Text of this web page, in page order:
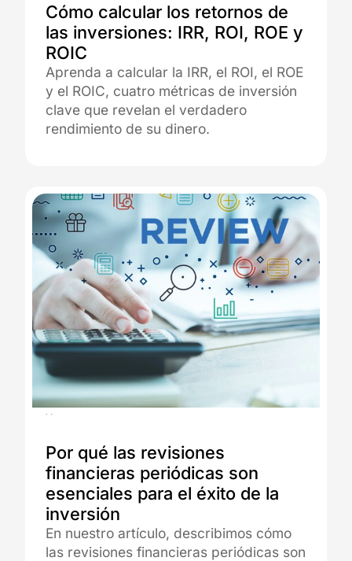
Cómo calcular los retornos de
las inversiones: IRR, ROI, ROE y
ROIC
Aprenda a calcular la IRR, el ROI, el ROE
y el ROIC, cuatro métricas de inversión
clave que revelan el verdadero
rendimiento de su dinero.
Por qué las revisiones
financieras periódicas son
esenciales para el éxito de la
inversión
En nuestro artículo, describimos cómo
las revisiones financieras periódicas son